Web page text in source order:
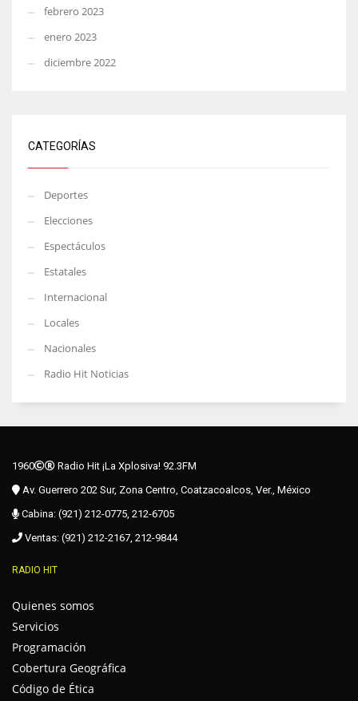
febrero 2023
enero 2023
diciembre 2022
CATEGORÍAS
Deportes
Elecciones
Espectáculos
Estatales
Internacional
Locales
Nacionales
Radio Hit Noticias
1960
Radio Hit ¡La Xplosiva! 92.3FM
Av. Guerrero 202 Sur, Zona Centro, Coatzacoalcos, Ver., México
Cabina: (921) 212-0775, 212-6705
Ventas: (921) 212-2167, 212-9844
RADIO HIT
Quienes somos
Servicios
Programación
Cobertura Geográfica
Código de Ética